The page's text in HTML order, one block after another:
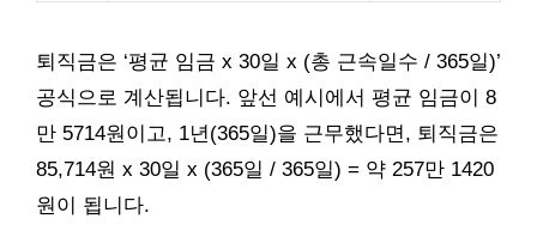
퇴직금은 ‘평균 임금 x 30일 x (총 근속일수 / 365일)’
공식으로 계산됩니다. 앞선 예시에서 평균 임금이 8
만 5714원이고, 1년(365일)을 근무했다면, 퇴직금은
85,714원 x 30일 x (365일 / 365일) = 약 257만 1420
원이 됩니다.